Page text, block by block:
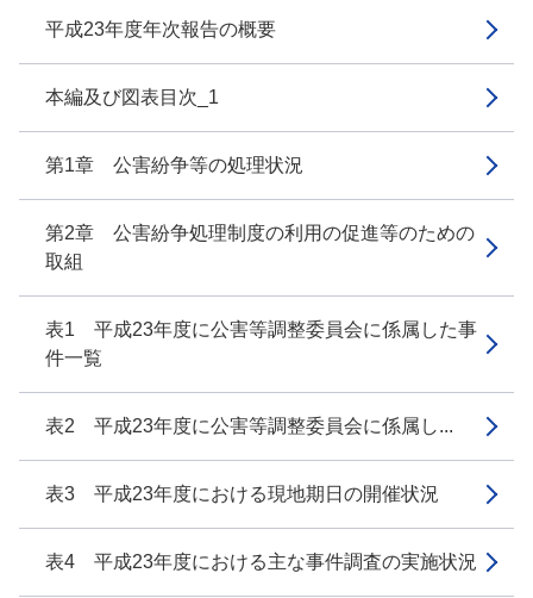
平成23年度年次報告の概要
本編及び図表目次_1
第1章 公害紛争等の処理状況
第2章 公害紛争処理制度の利用の促進等のための
取組
表1 平成23年度に公害等調整委員会に係属した事
件一覧
表2 平成23年度に公害等調整委員会に係属し...
表3 平成23年度における現地期日の開催状況
表4 平成23年度における主な事件調査の実施状況